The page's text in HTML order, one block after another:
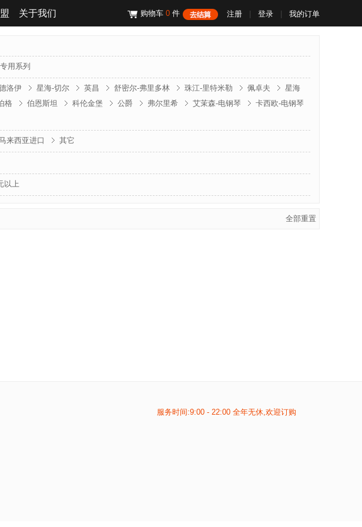
关于我们 注册 登录 我的订单
购物车 0 件
用系列
洛伊 星海-切尔 英昌 舒密尔-弗里多林 珠江-里特米勒 佩卓夫
星海
格 伯恩斯坦 科伦金堡 公爵 弗尔里希 艾茉森-电钢琴
卡西欧-电钢琴
来西亚进口 其它
以上
全部重置
服务时间:9:00 - 22:00 全年无休,欢迎订购